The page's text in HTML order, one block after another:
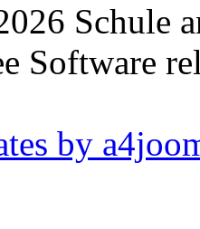
Schule
Software
by